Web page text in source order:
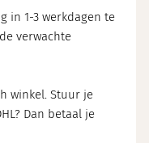
in 1-3 werkdagen te
verwachte
winkel. Stuur je
Dan betaal je